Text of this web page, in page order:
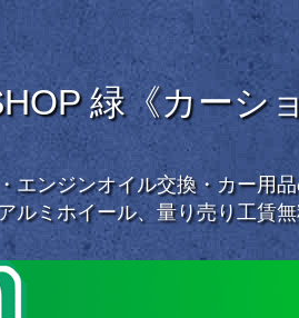
緑《カーシ
エンジンオイル交換・カー用
ルミホイール、量り売り工賃